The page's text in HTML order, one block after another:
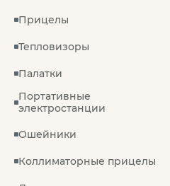
Прицелы
Тепловизоры
Палатки
Портативные
электростанции
Ошейники
Коллиматорные прицелы